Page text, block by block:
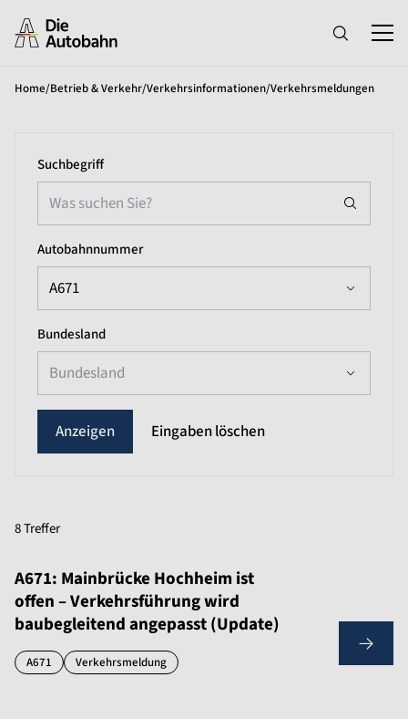
Home/Betrieb & Verkehr/Verkehrsinformationen/Verkehrsmeldungen
Suchbegriff
Autobahnnummer
A671
Bundesland
Bundesland
Eingaben löschen
8 Treffer
A671: Mainbrücke Hochheim ist
offen – Verkehrsführung wird
baubegleitend angepasst (Update)
A671 Verkehrsmeldung